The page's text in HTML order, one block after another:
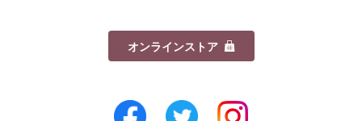
オンラインストア